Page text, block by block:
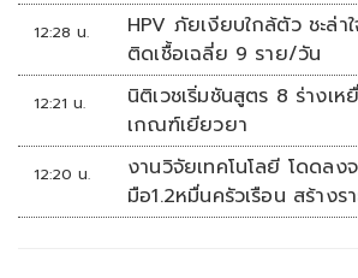
12:28 น.
HPV ภัยเงียบใกล้ตัว ชะล่า
ติดเชื้อเฉลี่ย 9 ราย/วัน
12:21 น.
นิติเวชเริ่มชันสูตร 8 ร่างเห
เกณฑ์เยียวยา
12:20 น.
งานวิจัยเทคโนโลยี โดดลง
มือ1.2หมื่นครัวเรือน สร้างร